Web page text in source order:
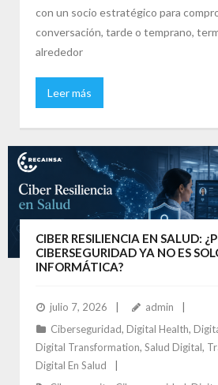
con un socio estratégico para
conversación, tarde o temprano,
alrededor
Leer más
CIBER RESILIENCIA EN SALUD:
CIBERSEGURIDAD YA NO ES
INFORMÁTICA?
julio 7, 2026
admin
Ciberseguridad, Digital Health,
Digital Transformation, Salud Digital,
Digital En Salud